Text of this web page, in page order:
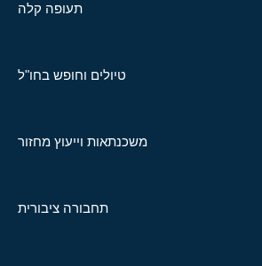
תעופה קלה
טיולים וחופש בחו"ל
משכנתאות וייעוץ מחזור
תחבורה ציבורית